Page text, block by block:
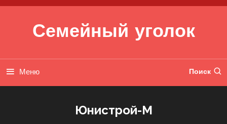
Перейти к содержимому
Семейный уголок
Меню Поиск
Юнистрой-М